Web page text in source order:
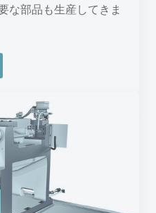
な部品も生産してきま